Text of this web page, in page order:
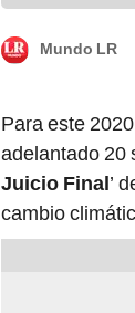
Mundo LR
Para este
adelantado 20
Juicio Final’
cambio